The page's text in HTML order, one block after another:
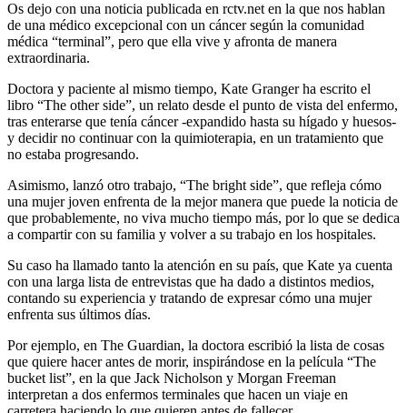
Os dejo con una noticia publicada en rctv.net en la que nos hablan
de una médico excepcional con un cáncer según la comunidad
médica “terminal”, pero que ella vive y afronta de manera
extraordinaria.
Doctora y paciente al mismo tiempo, Kate Granger ha escrito el
libro “The other side”, un relato desde el punto de vista del enfermo,
tras enterarse que tenía cáncer -expandido hasta su hígado y huesos-
y decidir no continuar con la quimioterapia, en un tratamiento que
no estaba progresando.
Asimismo, lanzó otro trabajo, “The bright side”, que refleja cómo
una mujer joven enfrenta de la mejor manera que puede la noticia de
que probablemente, no viva mucho tiempo más, por lo que se dedica
a compartir con su familia y volver a su trabajo en los hospitales.
Su caso ha llamado tanto la atención en su país, que Kate ya cuenta
con una larga lista de entrevistas que ha dado a distintos medios,
contando su experiencia y tratando de expresar cómo una mujer
enfrenta sus últimos días.
Por ejemplo, en The Guardian, la doctora escribió la lista de cosas
que quiere hacer antes de morir, inspirándose en la película “The
bucket list”, en la que Jack Nicholson y Morgan Freeman
interpretan a dos enfermos terminales que hacen un viaje en